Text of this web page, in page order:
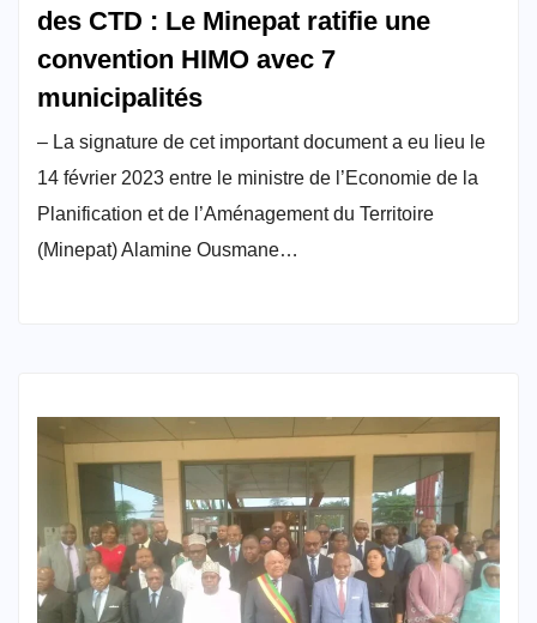
des CTD : Le Minepat ratifie une
convention HIMO avec 7
municipalités
– La signature de cet important document a eu lieu le
14 février 2023 entre le ministre de l’Economie de la
Planification et de l’Aménagement du Territoire
(Minepat) Alamine Ousmane…